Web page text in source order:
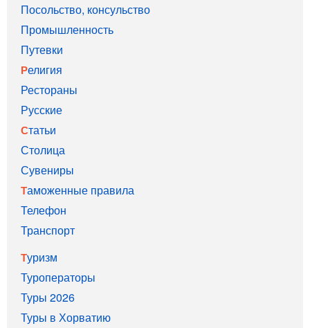
Посольство, консульство
Промышленность
Путевки
Религия
Рестораны
Русские
Статьи
Столица
Сувениры
Таможенные правила
Телефон
Транспорт
Туризм
Туроператоры
Туры 2026
Туры в Хорватию